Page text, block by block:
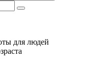
для людей